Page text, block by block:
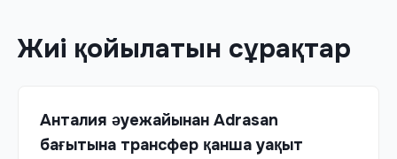
Жиі қойылатын сұрақтар
Анталия әуежайынан Adrasan
бағытына трансфер қанша уақыт